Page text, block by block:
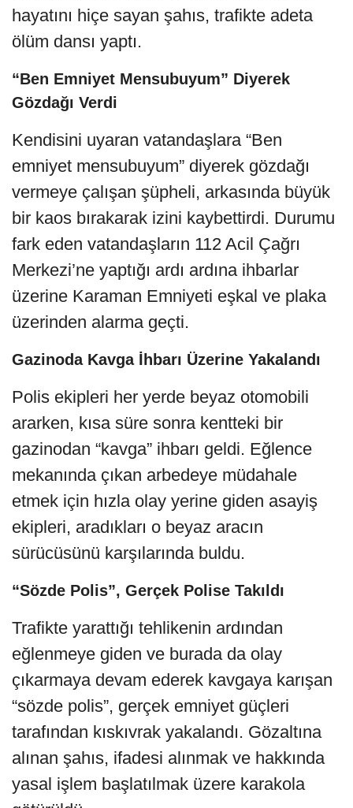
hayatını hiçe sayan şahıs, trafikte adeta
ölüm dansı yaptı.
“Ben Emniyet Mensubuyum” Diyerek
Gözdağı Verdi
Kendisini uyaran vatandaşlara “Ben
emniyet mensubuyum” diyerek gözdağı
vermeye çalışan şüpheli, arkasında büyük
bir kaos bırakarak izini kaybettirdi. Durumu
fark eden vatandaşların 112 Acil Çağrı
Merkezi’ne yaptığı ardı ardına ihbarlar
üzerine Karaman Emniyeti eşkal ve plaka
üzerinden alarma geçti.
Gazinoda Kavga İhbarı Üzerine Yakalandı
Polis ekipleri her yerde beyaz otomobili
ararken, kısa süre sonra kentteki bir
gazinodan “kavga” ihbarı geldi. Eğlence
mekanında çıkan arbedeye müdahale
etmek için hızla olay yerine giden asayiş
ekipleri, aradıkları o beyaz aracın
sürücüsünü karşılarında buldu.
“Sözde Polis”, Gerçek Polise Takıldı
Trafikte yarattığı tehlikenin ardından
eğlenmeye giden ve burada da olay
çıkarmaya devam ederek kavgaya karışan
“sözde polis”, gerçek emniyet güçleri
tarafından kıskıvrak yakalandı. Gözaltına
alınan şahıs, ifadesi alınmak ve hakkında
yasal işlem başlatılmak üzere karakola